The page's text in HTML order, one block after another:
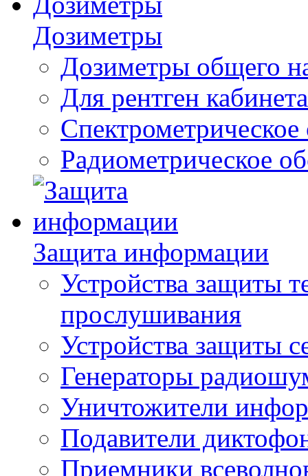
Дозиметры
Дозиметры общего
Для рентген кабинета
Радиометрическое
Защита информации
Устройства защиты
прослушивания
Устройства защиты
Генераторы
Уничтожители
Подавители
Приемники